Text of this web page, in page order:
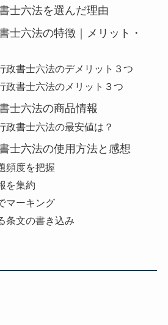
士六法を選んだ理由
士六法の特徴｜メリット・
政書士六法のデメリット３つ
政書士六法のメリット３つ
士六法の商品情報
政書士六法の最安値は？
士六法の使用方法と感想
頻度を把握
を集約
マーキング
条文の書き込み